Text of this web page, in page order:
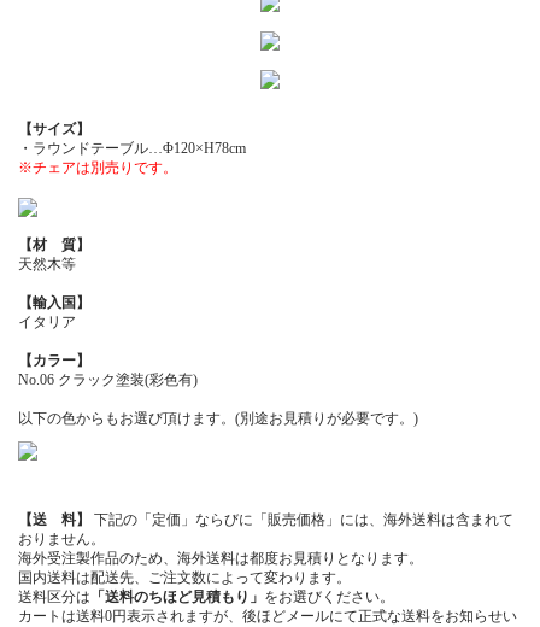
【サイズ】
・ラウンドテーブル…Φ120×H78cm
※チェアは別売りです。
【材 質】
天然木等
【輸入国】
イタリア
【カラー】
No.06 クラック塗装(彩色有)
以下の色からもお選び頂けます。(別途お見積りが必要です。)
【送 料】
下記の「定価」ならびに「販売価格」には、海外送料は含まれて
おりません。
海外受注製作品のため、海外送料は都度お見積りとなります。
国内送料は配送先、ご注文数によって変わります。
送料区分は 「送料のちほど見積もり」 をお選びください。
カートは送料0円表示されますが、後ほどメールにて正式な送料をお知らせい